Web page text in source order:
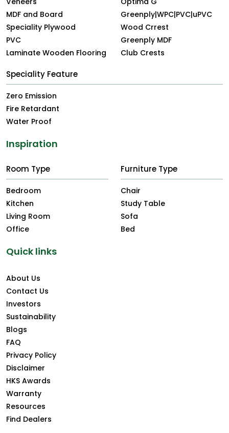
MDF and Board
Speciality Plywood
PVC
Laminate Wooden Flooring
Greenply|WPC|PVC|uPVC
Wood Crrest
Greenply MDF
Club Crests
Speciality Feature
Zero Emission
Fire Retardant
Water Proof
Inspiration
Room Type
Bedroom
Kitchen
Living Room
Office
Furniture Type
Chair
Study Table
Sofa
Bed
Quick links
About Us
Contact Us
Investors
Sustainability
Blogs
FAQ
Privacy Policy
Disclaimer
HKS Awards
Warranty
Resources
Find Dealers